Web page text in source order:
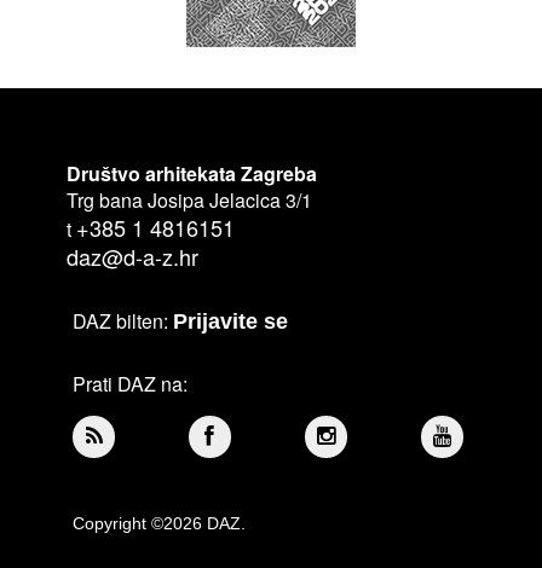
Društvo arhitekata Zagreba
Trg bana Josipa Jelacica 3/1
t +385 1 4816151
daz@d-a-z.hr
DAZ bilten: Prijavite se
Prati DAZ na:
Copyright ©2026 DAZ.